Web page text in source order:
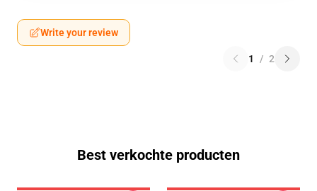
Write your review
1 / 2
Best verkochte producten